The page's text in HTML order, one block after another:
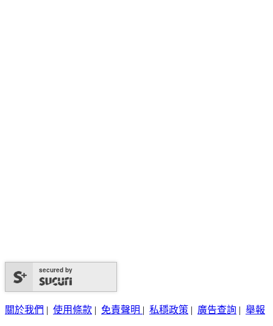
secured by
關於我們 | 使用條款 | 免責聲明 | 私穩政策 | 廣告查詢 | 舉報